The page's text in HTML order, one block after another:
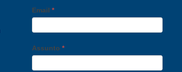
Email *
Assunto *